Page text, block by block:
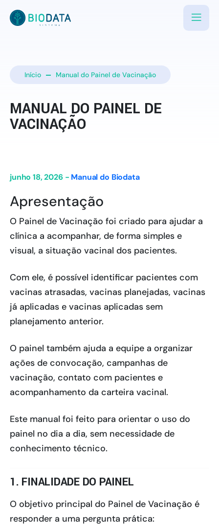
Início Manual do Painel de Vacinação
MANUAL DO PAINEL DE
VACINAÇÃO
junho 18, 2026 - Manual do Biodata
Apresentação
O Painel de Vacinação foi criado para ajudar a
clínica a acompanhar, de forma simples e
visual, a situação vacinal dos pacientes.
Com ele, é possível identificar pacientes com
vacinas atrasadas, vacinas planejadas, vacinas
já aplicadas e vacinas aplicadas sem
planejamento anterior.
O painel também ajuda a equipe a organizar
ações de convocação, campanhas de
vacinação, contato com pacientes e
acompanhamento da carteira vacinal.
Este manual foi feito para orientar o uso do
painel no dia a dia, sem necessidade de
conhecimento técnico.
1. FINALIDADE DO PAINEL
O objetivo principal do Painel de Vacinação é
responder a uma pergunta prática: